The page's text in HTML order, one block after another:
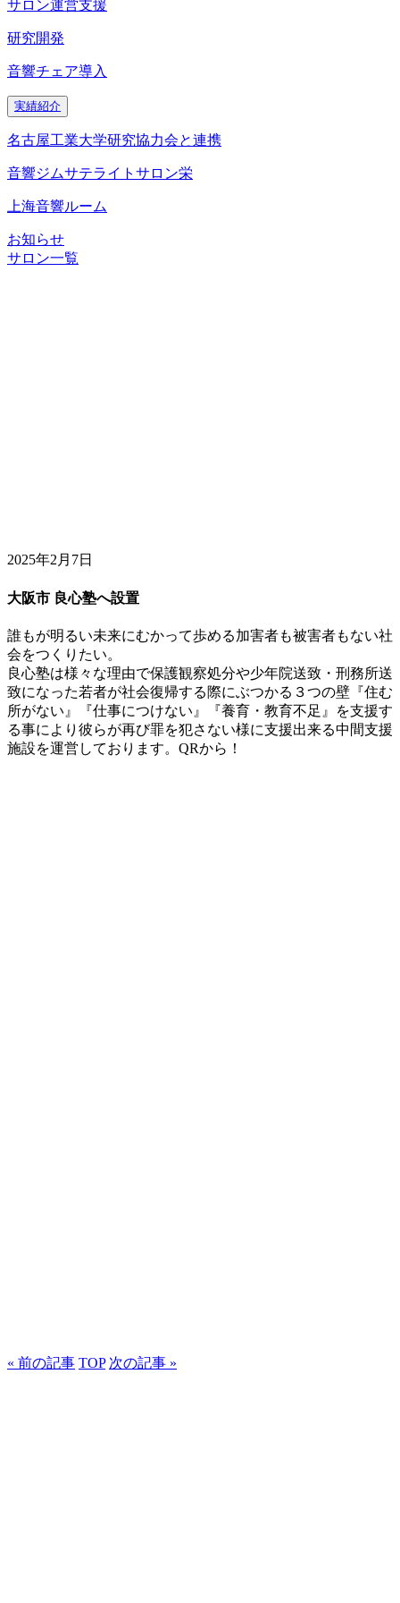
サロン運営支援
研究開発
音響チェア導入
実績紹介
名古屋工業大学研究協力会と連携
音響ジムサテライトサロン栄
上海音響ルーム
お知らせ
サロン一覧
2025年2月7日
大阪市 良心塾へ設置
誰もが明るい未来にむかって歩める加害者も被害者もない社
会をつくりたい。
良心塾は様々な理由で保護観察処分や少年院送致・刑務所送
致になった若者が社会復帰する際にぶつかる３つの壁『住む
所がない』『仕事につけない』『養育・教育不足』を支援す
る事により彼らが再び罪を犯さない様に支援出来る中間支援
施設を運営しております。QRから！
« 前の記事 TOP 次の記事 »